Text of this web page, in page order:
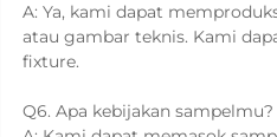
A: Ya, kami dapat
atau gambar teknis. Kami
fixture.
Q6. Apa kebijakan sampelmu?